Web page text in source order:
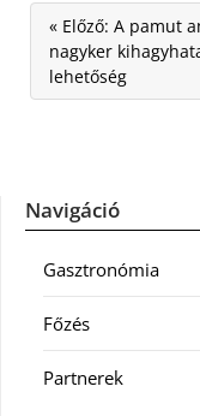
« Előző: A pamut
nagyker
lehetőség
Navigáció
Gasztronómia
Főzés
Partnerek